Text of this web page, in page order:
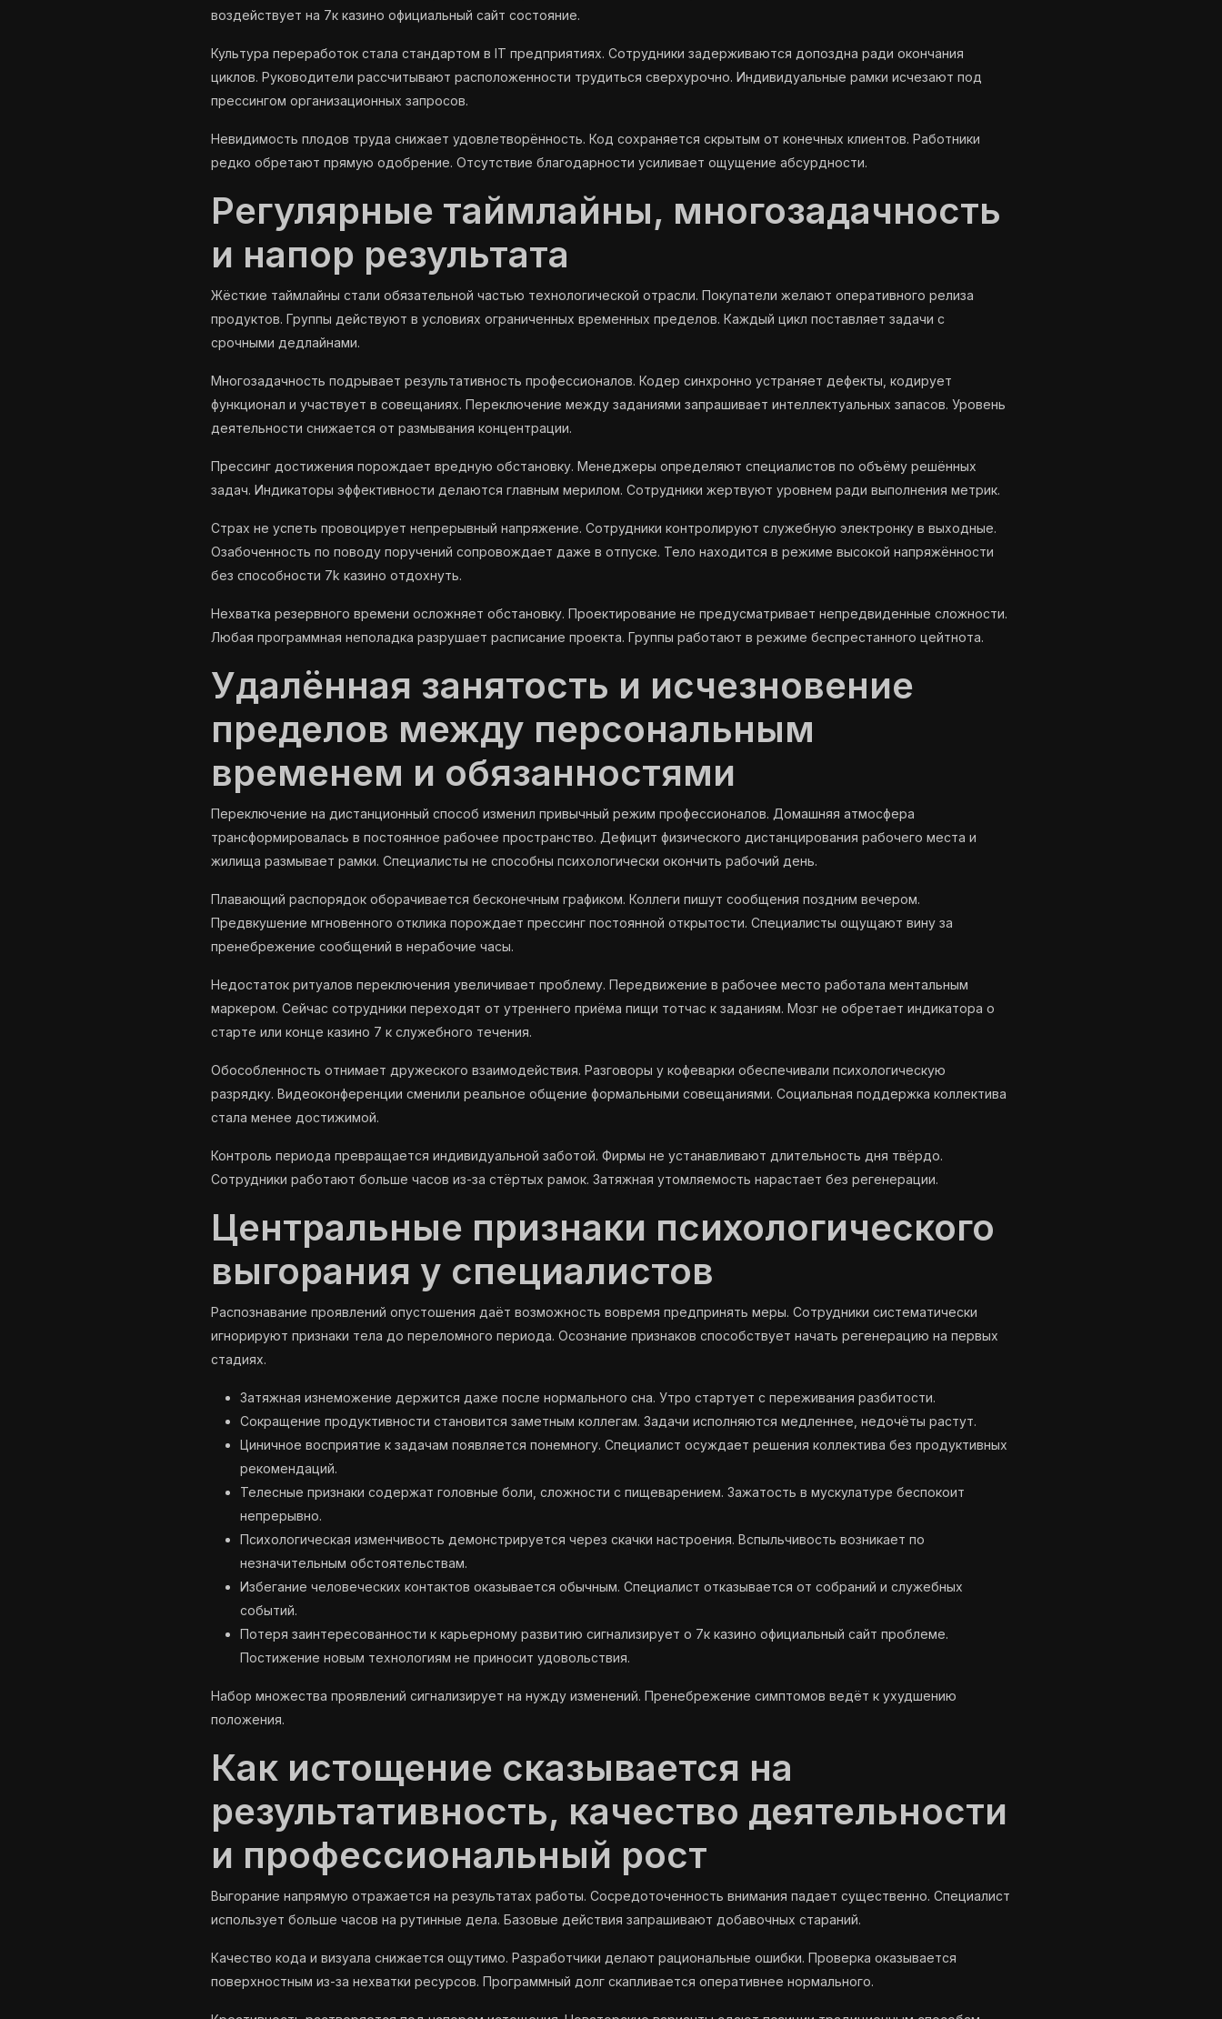
воздействует на 7к казино официальный сайт состояние.
Культура переработок стала стандартом в IT предприятиях. Сотрудники задерживаются допоздна ради окончания
циклов. Руководители рассчитывают расположенности трудиться сверхурочно. Индивидуальные рамки исчезают под
прессингом организационных запросов.
Невидимость плодов труда снижает удовлетворённость. Код сохраняется скрытым от конечных клиентов. Работники
редко обретают прямую одобрение. Отсутствие благодарности усиливает ощущение абсурдности.
Регулярные таймлайны, многозадачность
и напор результата
Жёсткие таймлайны стали обязательной частью технологической отрасли. Покупатели желают оперативного релиза
продуктов. Группы действуют в условиях ограниченных временных пределов. Каждый цикл поставляет задачи с
срочными дедлайнами.
Многозадачность подрывает результативность профессионалов. Кодер синхронно устраняет дефекты, кодирует
функционал и участвует в совещаниях. Переключение между заданиями запрашивает интеллектуальных запасов. Уровень
деятельности снижается от размывания концентрации.
Прессинг достижения порождает вредную обстановку. Менеджеры определяют специалистов по объёму решённых
задач. Индикаторы эффективности делаются главным мерилом. Сотрудники жертвуют уровнем ради выполнения метрик.
Страх не успеть провоцирует непрерывный напряжение. Сотрудники контролируют служебную электронку в выходные.
Озабоченность по поводу поручений сопровождает даже в отпуске. Тело находится в режиме высокой напряжённости
без способности 7k казино отдохнуть.
Нехватка резервного времени осложняет обстановку. Проектирование не предусматривает непредвиденные сложности.
Любая программная неполадка разрушает расписание проекта. Группы работают в режиме беспрестанного цейтнота.
Удалённая занятость и исчезновение
пределов между персональным
временем и обязанностями
Переключение на дистанционный способ изменил привычный режим профессионалов. Домашняя атмосфера
трансформировалась в постоянное рабочее пространство. Дефицит физического дистанцирования рабочего места и
жилища размывает рамки. Специалисты не способны психологически окончить рабочий день.
Плавающий распорядок оборачивается бесконечным графиком. Коллеги пишут сообщения поздним вечером.
Предвкушение мгновенного отклика порождает прессинг постоянной открытости. Специалисты ощущают вину за
пренебрежение сообщений в нерабочие часы.
Недостаток ритуалов переключения увеличивает проблему. Передвижение в рабочее место работала ментальным
маркером. Сейчас сотрудники переходят от утреннего приёма пищи тотчас к заданиям. Мозг не обретает индикатора о
старте или конце казино 7 к служебного течения.
Обособленность отнимает дружеского взаимодействия. Разговоры у кофеварки обеспечивали психологическую
разрядку. Видеоконференции сменили реальное общение формальными совещаниями. Социальная поддержка коллектива
стала менее достижимой.
Контроль периода превращается индивидуальной заботой. Фирмы не устанавливают длительность дня твёрдо.
Сотрудники работают больше часов из-за стёртых рамок. Затяжная утомляемость нарастает без регенерации.
Центральные признаки психологического
выгорания у специалистов
Распознавание проявлений опустошения даёт возможность вовремя предпринять меры. Сотрудники систематически
игнорируют признаки тела до переломного периода. Осознание признаков способствует начать регенерацию на первых
стадиях.
Затяжная изнеможение держится даже после нормального сна. Утро стартует с переживания разбитости.
Сокращение продуктивности становится заметным коллегам. Задачи исполняются медленнее, недочёты растут.
Циничное восприятие к задачам появляется понемногу. Специалист осуждает решения коллектива без продуктивных
рекомендаций.
Телесные признаки содержат головные боли, сложности с пищеварением. Зажатость в мускулатуре беспокоит
непрерывно.
Психологическая изменчивость демонстрируется через скачки настроения. Вспыльчивость возникает по
незначительным обстоятельствам.
Избегание человеческих контактов оказывается обычным. Специалист отказывается от собраний и служебных
событий.
Потеря заинтересованности к карьерному развитию сигнализирует о 7к казино официальный сайт проблеме.
Постижение новым технологиям не приносит удовольствия.
Набор множества проявлений сигнализирует на нужду изменений. Пренебрежение симптомов ведёт к ухудшению
положения.
Как истощение сказывается на
результативность, качество деятельности
и профессиональный рост
Выгорание напрямую отражается на результатах работы. Сосредоточенность внимания падает существенно. Специалист
использует больше часов на рутинные дела. Базовые действия запрашивают добавочных стараний.
Качество кода и визуала снижается ощутимо. Разработчики делают рациональные ошибки. Проверка оказывается
поверхностным из-за нехватки ресурсов. Программный долг скапливается оперативнее нормального.